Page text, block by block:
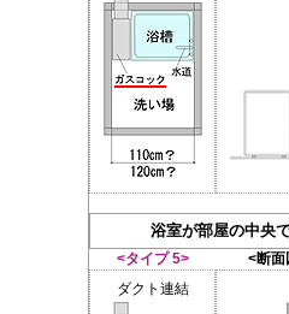
浴室が部屋の中央
<タイプ 5> <断面
ダクト連結